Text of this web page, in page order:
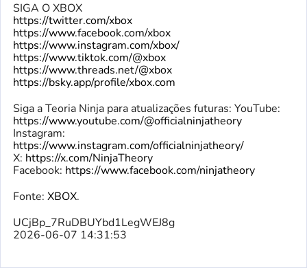
SIGA O XBOX
https://twitter.com/xbox
https://www.facebook.com/xbox
https://www.instagram.com/xbox/
https://www.tiktok.com/@xbox
https://www.threads.net/@xbox
https://bsky.app/profile/xbox.com
Siga a Teoria Ninja para atualizações futuras: YouTube:
https://www.youtube.com/@officialninjatheory
Instagram:
https://www.instagram.com/officialninjatheory/
X: https://x.com/NinjaTheory
Facebook: https://www.facebook.com/ninjatheory
Fonte: XBOX.
UCjBp_7RuDBUYbd1LegWEJ8g
2026-06-07 14:31:53